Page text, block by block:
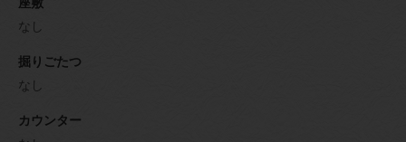
座敷
なし
掘りごたつ
なし
カウンター